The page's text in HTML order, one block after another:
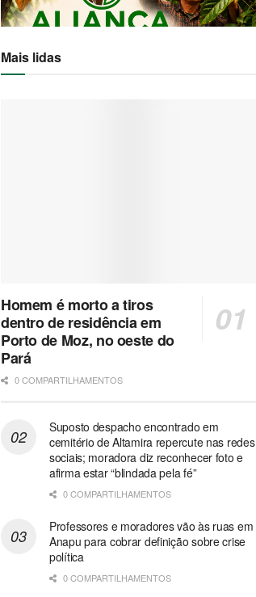
Mais lidas
Homem é morto a tiros
dentro de residência em
Porto de Moz, no oeste do
Pará
0 COMPARTILHAMENTOS
Suposto despacho encontrado em
cemitério de Altamira repercute nas redes
sociais; moradora diz reconhecer foto e
afirma estar “blindada pela fé”
0 COMPARTILHAMENTOS
Professores e moradores vão às ruas em
Anapu para cobrar definição sobre crise
política
0 COMPARTILHAMENTOS